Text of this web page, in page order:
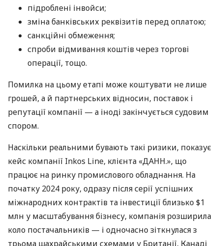
підроблені інвойси;
зміна банківських реквізитів перед оплатою;
санкційні обмеження;
спроби відмивання коштів через торгові
операції, тощо.
Помилка на цьому етапі може коштувати не лише
грошей, а й партнерських відносин, поставок і
репутації компанії — а іноді закінчується судовим
спором.
Наскільки реальними бувають такі ризики, показує
кейс компанії Inkos Line, клієнта «ДАНН.», що
працює на ринку промислового обладнання. На
початку 2024 року, одразу після серії успішних
міжнародних контрактів та інвестиції близько $1
млн у масштабування бізнесу, компанія розширила
коло постачальників — і одночасно зіткнулася з
трьома шахрайськими схемами у Британії, Канаді